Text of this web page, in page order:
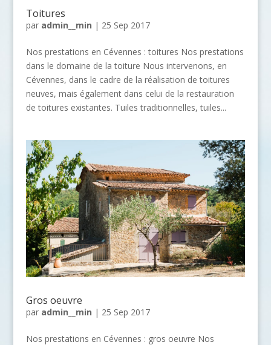
Toitures
par admin__min | 25 Sep 2017
Nos prestations en Cévennes : toitures Nos prestations
dans le domaine de la toiture Nous intervenons, en
Cévennes, dans le cadre de la réalisation de toitures
neuves, mais également dans celui de la restauration
de toitures existantes. Tuiles traditionnelles, tuiles...
Gros oeuvre
par admin__min | 25 Sep 2017
Nos prestations en Cévennes : gros oeuvre Nos